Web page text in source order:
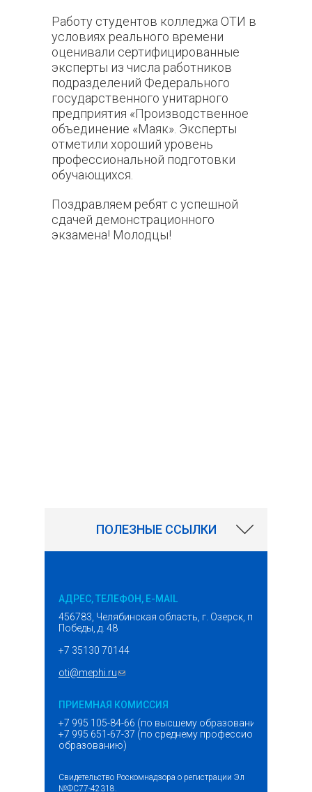
Работу студентов колледжа ОТИ в
условиях реального времени
оценивали сертифицированные
эксперты из числа работников
подразделений Федерального
государственного унитарного
предприятия «Производственное
объединение «Маяк». Эксперты
отметили хороший уровень
профессиональной подготовки
обучающихся.
Поздравляем ребят с успешной
сдачей демонстрационного
экзамена! Молодцы!
ПОЛЕЗНЫЕ ССЫЛКИ
АДРЕС, ТЕЛЕФОН, E-MAIL
456783, Челябинская область, г. Озерск, проспект
Победы, д. 48
+7 35130 70144
oti@mephi.ru(ссылка для отправки email)
ПРИЕМНАЯ КОМИССИЯ
+7 995 105-84-66 (по высшему образованию)
+7 995 651-67-37 (по среднему профессиональному
образованию)
Свидетельство Роскомнадзора о регистрации Эл
№ФС77-42318.